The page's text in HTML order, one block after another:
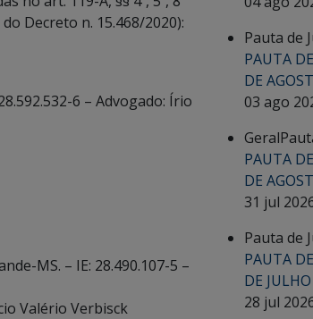
Decreto n. 15.468/2020):
6 – Advogado: Írio
MS. – IE: 28.490.107-5 –
Valério Verbisck
Pauta de
PAUTA
DE
03 ago
Geral
PAUTA
DE
31 jul
Pauta de
PAUTA
DE
28 jul